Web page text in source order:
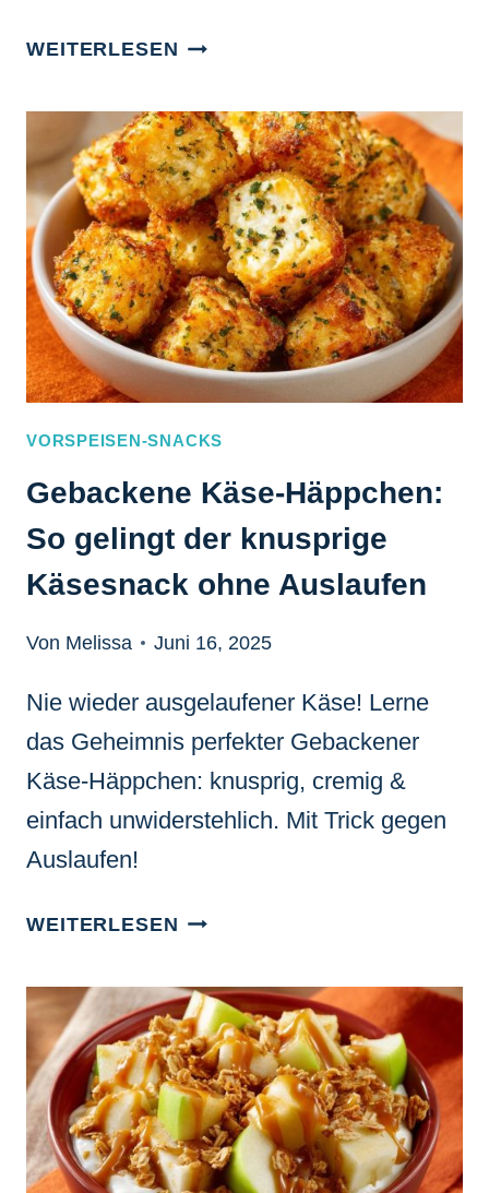
WEITERLESEN ROSA
HAPPEN:
ENDLICH
PERFEKT
SAFTIG!
VORSPEISEN-SNACKS
Gebackene Käse-Häppchen:
So gelingt der knusprige
Käsesnack ohne Auslaufen
Von Melissa Juni 16, 2025
Nie wieder ausgelaufener Käse! Lerne
das Geheimnis perfekter Gebackener
Käse-Häppchen: knusprig, cremig &
einfach unwiderstehlich. Mit Trick gegen
Auslaufen!
WEITERLESEN GEBACKENE
SO
GELINGT
DER
KNUSPRIGE
KÄSESNACK
OHNE